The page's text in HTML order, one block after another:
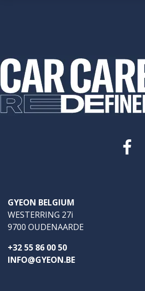
GYEON BELGIUM
WESTERRING 27i
9700 OUDENAARDE
+32 55 86 00 50
INFO@GYEON.BE